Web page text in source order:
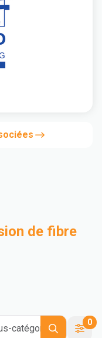
de fibre
catégorie
0